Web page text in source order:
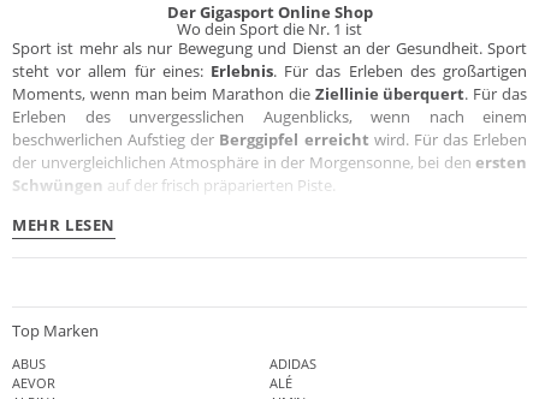
Der Gigasport Online Shop
Wo dein Sport die Nr. 1 ist
Sport ist mehr als nur Bewegung und Dienst an der Gesundheit. Sport
steht vor allem für eines: Erlebnis. Für das Erleben des großartigen
Moments, wenn man beim Marathon die Ziellinie überquert. Für das
Erleben des unvergesslichen Augenblicks, wenn nach einem
beschwerlichen Aufstieg der Berggipfel erreicht wird. Für das Erleben
der unvergleichlichen Atmosphäre in der Morgensonne, bei den ersten
Schwüngen auf der frisch präparierten Piste.
MEHR LESEN
Top Marken
ABUS
ADIDAS
AEVOR
ALÉ